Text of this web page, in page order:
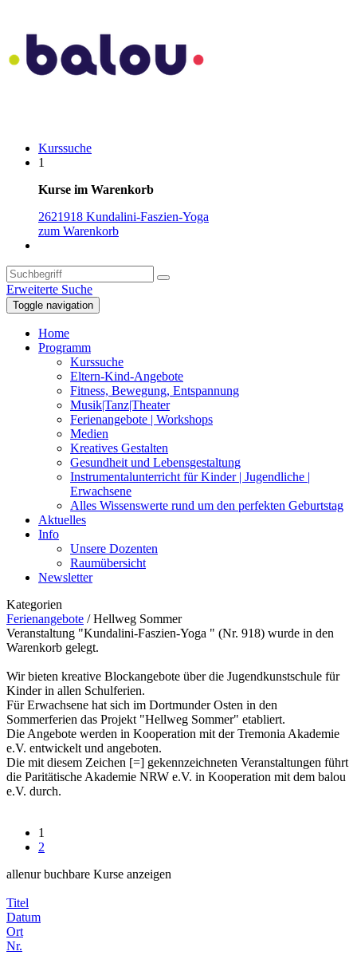
Kurssuche
1
Kurse im Warenkorb
2621918 Kundalini-Faszien-Yoga
zum Warenkorb
Erweiterte Suche
Toggle navigation
Home
Programm
Kurssuche
Eltern-Kind-Angebote
Fitness, Bewegung, Entspannung
Musik|Tanz|Theater
Ferienangebote | Workshops
Medien
Kreatives Gestalten
Gesundheit und Lebensgestaltung
Instrumentalunterricht für Kinder | Jugendliche |
Erwachsene
Alles Wissenswerte rund um den perfekten Geburtstag
Aktuelles
Info
Unsere Dozenten
Raumübersicht
Newsletter
Kategorien
Ferienangebote /Hellweg Sommer
Veranstaltung "Kundalini-Faszien-Yoga " (Nr. 918) wurde in den
Warenkorb gelegt.
Wir bieten kreative Blockangebote über die Jugendkunstschule für
Kinder in allen Schulferien.
Für Erwachsene hat sich im Dortmunder Osten in den
Sommerferien das Projekt "Hellweg Sommer" etabliert.
Die Angebote werden in Kooperation mit der Tremonia Akademie
e.V. entwickelt und angeboten.
Die mit diesem Zeichen [=] gekennzeichneten Veranstaltungen führt
die Paritätische Akademie NRW e.V. in Kooperation mit dem balou
e.V. durch.
1
2
allenur buchbare Kurse anzeigen
Titel
Datum
Ort
Nr.